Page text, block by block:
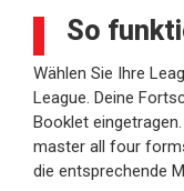
So
Wählen Sie Ihre
League. Deine
Booklet
master all four
die entsprechende